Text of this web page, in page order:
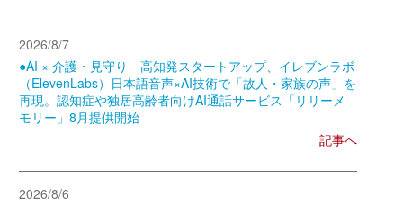
2026/8/7
●AI × 介護・見守り 高知発スタートアップ、イレブンラボ
（ElevenLabs）日本語音声×AI技術で「故人・家族の声」を
再現。認知症や独居高齢者向けAI通話サービス「リリーメ
モリー」8月提供開始
記事へ
2026/8/6